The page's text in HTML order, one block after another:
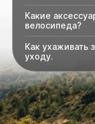
Какие
велосипеда?
Как ухаживать
уходу.